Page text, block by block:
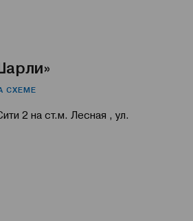
СХЕМЕ
2 на ст.м. Лесная , ул.